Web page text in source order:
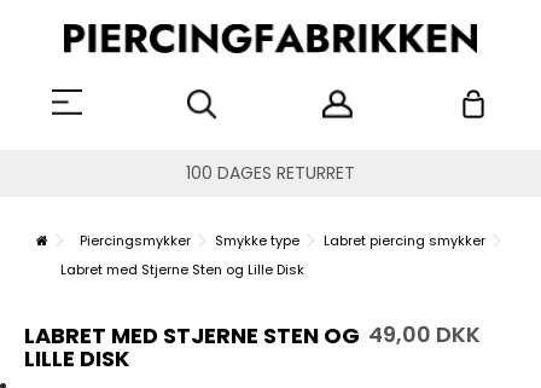
100 DAGES RETURRET
Piercingsmykker Smykke type
Labret piercing smykker
Labret med Stjerne Sten og Lille Disk
LABRET MED STJERNE STEN OG
LILLE DISK
49,00 DKK